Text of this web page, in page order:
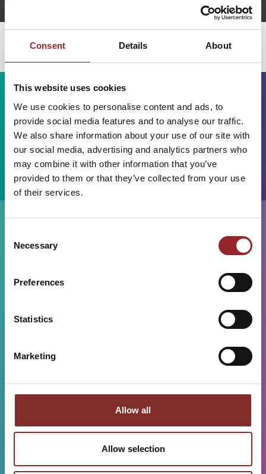
Consent Details About
This website uses cookies
We use cookies to personalise content and ads, to
provide social media features and to analyse our traffic.
We also share information about your use of our site with
our social media, advertising and analytics partners who
may combine it with other information that you’ve
provided to them or that they’ve collected from your use
of their services.
Selection
Necessary
Preferences
Statistics
Marketing
Allow all
Allow selection
FUTURE STARS REDNER
ZUM THEMA DIGITALISIERUNG & KI
BOUTIQUE-EVENTS